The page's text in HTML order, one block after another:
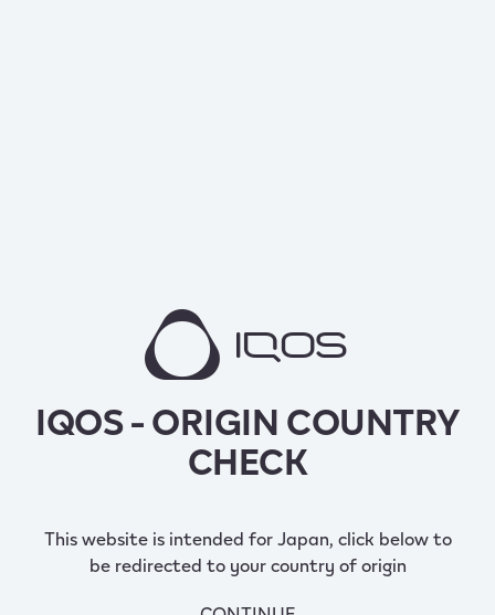
IQOS - ORIGIN COUNTRY
CHECK
This website is intended for Japan, click below to
be redirected to your country of origin